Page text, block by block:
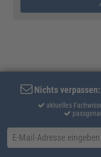
Nichts
aktuelles